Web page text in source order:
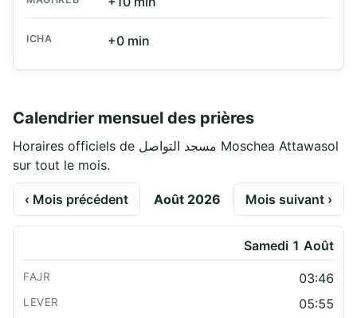
ICHA +0 min
Calendrier mensuel des prières
Horaires officiels de مسجد التواصل Moschea Attawasol
sur tout le mois.
‹ Mois précédent Août 2026 Mois suivant ›
Samedi 1 Août
03:46
05:55